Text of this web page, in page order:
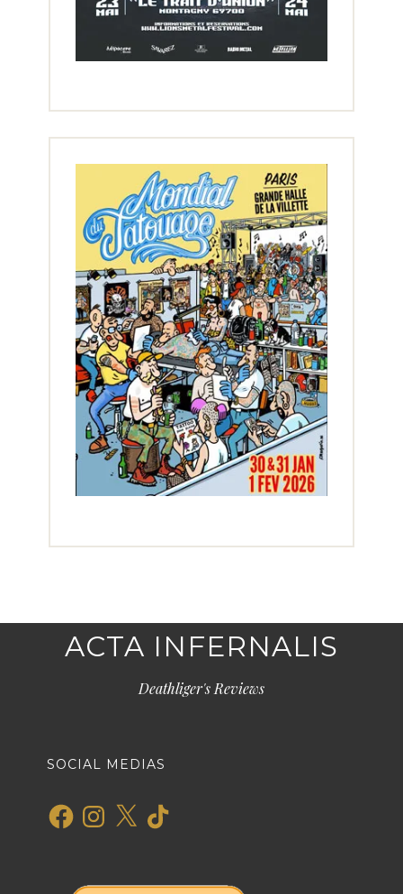
ACTA INFERNALIS
Deathliger's Reviews
SOCIAL MEDIAS
FacebookInstagram
X TikTok